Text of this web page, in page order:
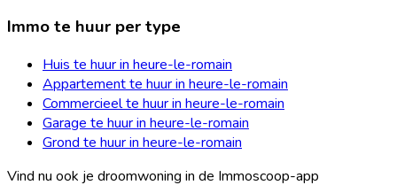
Immo te huur per type
Huis te huur in heure-le-romain
Appartement te huur in heure-le-romain
Commercieel te huur in heure-le-romain
Garage te huur in heure-le-romain
Grond te huur in heure-le-romain
Vind nu ook je droomwoning in de Immoscoop-app